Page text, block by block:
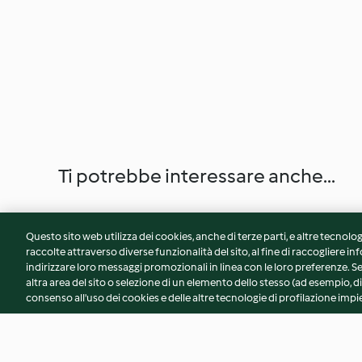
Ti potrebbe interessare anche...
Questo sito web utilizza dei cookies, anche di terze parti, e altre
raccolte attraverso diverse funzionalità del sito, al fine di raccogliere
indirizzare loro messaggi promozionali in linea con le loro preferenze.
altra area del sito o selezione di un elemento dello stesso (ad esempio,
consenso all'uso dei cookies e delle altre tecnologie di profilazione